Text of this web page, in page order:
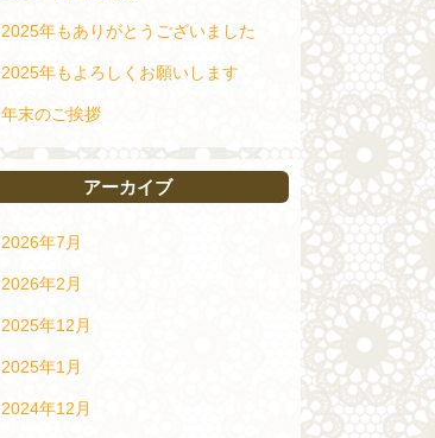
2025年もありがとうございました
2025年もよろしくお願いします
年末のご挨拶
アーカイブ
2026年7月
2026年2月
2025年12月
2025年1月
2024年12月